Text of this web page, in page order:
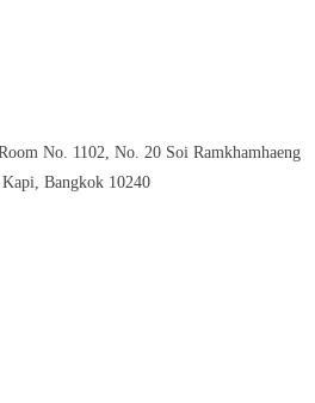
No. 1102, No. 20 Soi Ramkhamhaeng
Bangkok 10240